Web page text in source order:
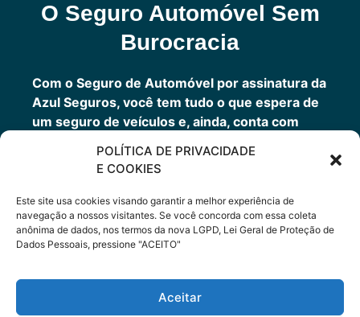
POLÍTICA DE PRIVACIDADE
E COOKIES
Este site usa cookies visando garantir a melhor experiência de
navegação a nossos visitantes. Se você concorda com essa coleta
anônima de dados, nos termos da nova LGPD, Lei Geral de Proteção de
Dados Pessoais, pressione "ACEITO"
Aceitar
O Seguro Automóvel Sem
Burocracia
Com o Seguro de Automóvel por assinatura da
Azul Seguros, você tem tudo o que espera de
um seguro de veículos e, ainda, conta com
outros benefícios disponíveis 24h.
Você tem um seguro completo com a garantia
Porto Seguro.